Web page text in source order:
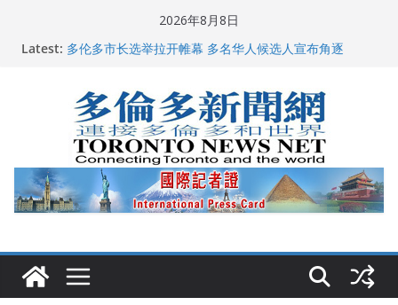
2026年8月8日
Latest: 龚晓华参加多伦多骄傲大游行 与市民分享竞选理念
多伦多市长选举拉开帷幕 多名华人候选人宣布角逐
特朗普称加拿大“不友善”并批评其领导层 卡尼：谈判事
关加拿大就业
2026加拿大青少年儿童绘画比赛颁奖典礼多伦多举行